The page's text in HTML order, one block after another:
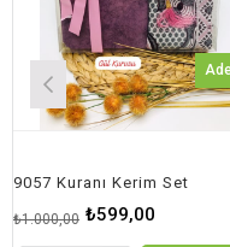
Kerim Set
₺599,00
Adet: 3